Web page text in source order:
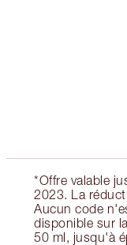
*Offre valable
2023. La
Aucun code
disponible sur
50 ml, jusqu'à